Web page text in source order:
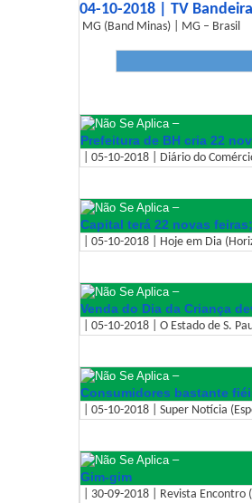
04-10-2018 | TV
MG (Band Minas) | MG – Brasil
–
Prefeitura de BH cria 22
| 05-10-2018 | Diário do
–
Capital terá 22 novas
| 05-10-2018 | Hoje em Dia
–
Venda do Dia da Criança
| 05-10-2018 | O Estado de S.
–
Consumidores bastante
| 05-10-2018 | Super Notícia
–
Gim-gim
| 30-09-2018 | Revista Encontro